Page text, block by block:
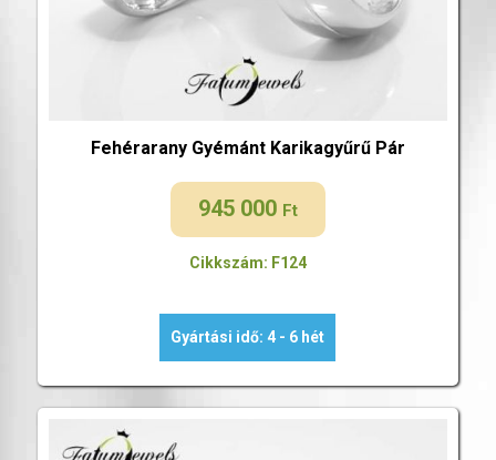
Fehérarany Gyémánt Karikagyűrű Pár
945 000 Ft
Cikkszám: F124
Gyártási idő: 4 - 6 hét